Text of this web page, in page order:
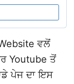
ਵਲੋਂ
Youtube ਤੋਂ
ਪੇਜ ਦਾ ਇਸ